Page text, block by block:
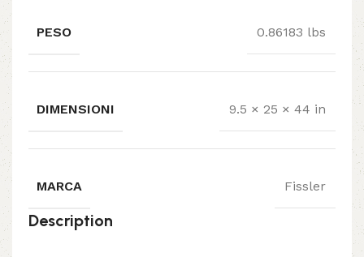
PESO 0.86183 lbs
DIMENSIONI 9.5 × 25 × 44 in
MARCA Fissler
Description